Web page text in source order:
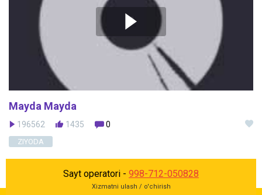
Mayda Mayda
196562 1435 0
ZIYODA
Sayt operatori - 998-712-050828
Xizmatni ulash / o'chirish